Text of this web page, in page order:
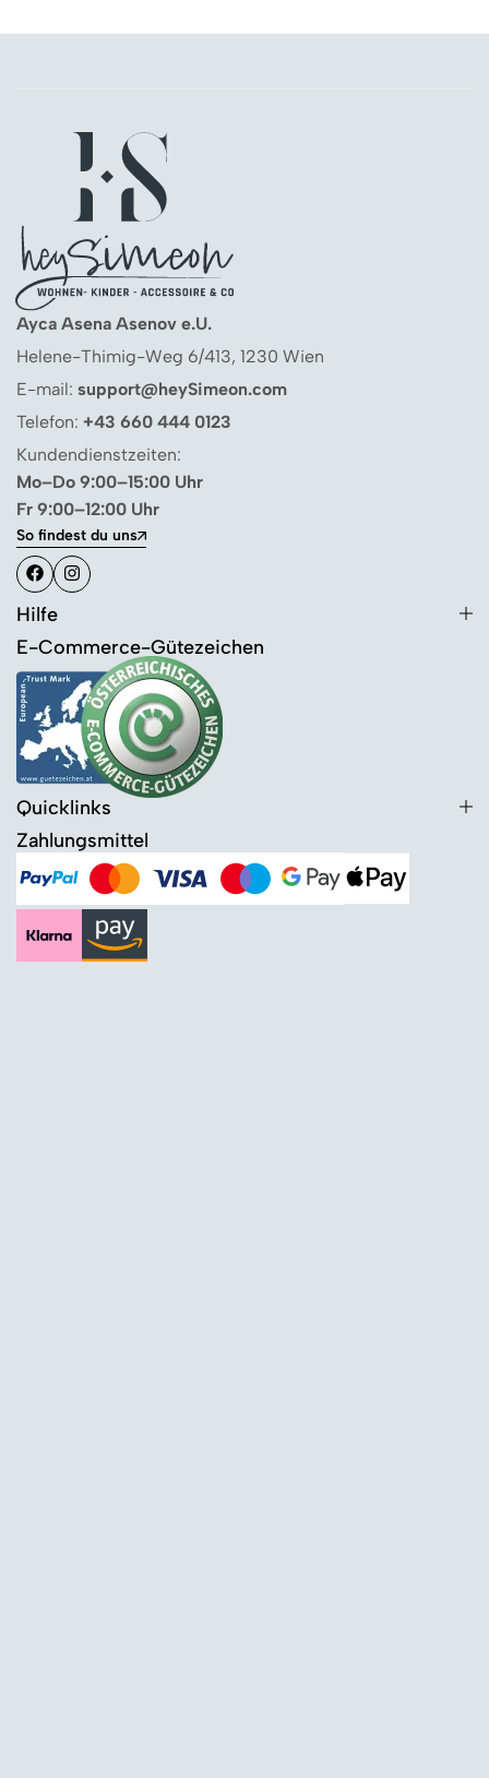
Ayca Asena Asenov e.U.
Helene-Thimig-Weg 6/413, 1230 Wien
E-mail: support@heySimeon.com
Telefon: +43 660 444 0123
Kundendienstzeiten:
Mo–Do 9:00–15:00 Uhr
Fr 9:00–12:00 Uhr
So findest du uns
Hilfe
E-Commerce-Gütezeichen
Quicklinks
Zahlungsmittel